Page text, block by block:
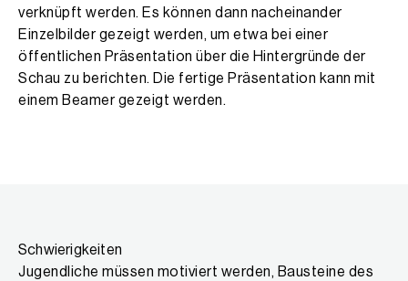
verknüpft werden. Es können dann nacheinander
Einzelbilder gezeigt werden, um etwa bei einer
öffentlichen Präsentation über die Hintergründe der
Schau zu berichten. Die fertige Präsentation kann mit
einem Beamer gezeigt werden.
Schwierigkeiten
Jugendliche müssen motiviert werden, Bausteine des